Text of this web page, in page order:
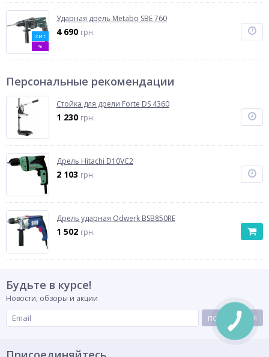
ХИТ
%
Ударная дрель Metabo SBE 760
4 690 грн.
Персональные рекомендации
Стойка для дрели Forte DS 4360
1 230 грн.
Дрель Hitachi D10VC2
2 103 грн.
Дрель ударная Odwerk BSB850RE
1 502 грн.
Будьте в курсе!
Новости, обзоры и акции
ПОДПИСАТЬСЯ